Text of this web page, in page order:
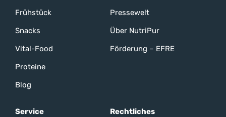
Frühstück
Snacks
Vital-Food
Proteine
Blog
Pressewelt
Über NutriPur
Förderung – EFRE
Service
Rechtliches